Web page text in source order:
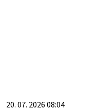
20. 07. 2026 08:04